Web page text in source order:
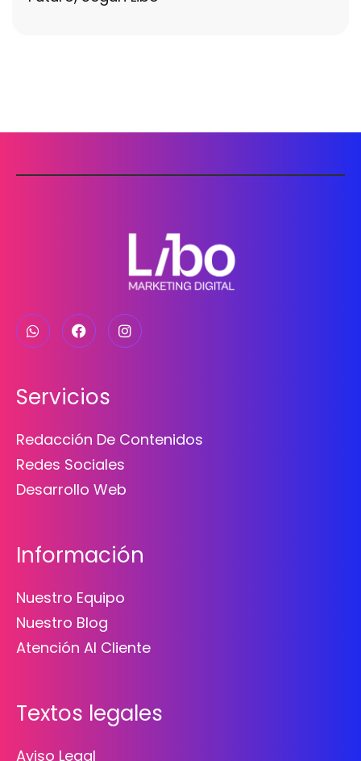
Servicios
Redacción De Contenidos
Redes Sociales
Desarrollo Web
Información
Nuestro Equipo
Nuestro Blog
Atención Al Cliente
Textos legales
Aviso Legal